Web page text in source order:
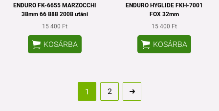
ENDURO FK-6655 MARZOCCHI
38mm 66 888 2008 utáni
15 400 Ft
 KOSÁRBA
ENDURO HYGLIDE FKH-7001
FOX 32mm
15 400 Ft
 KOSÁRBA
1 2 